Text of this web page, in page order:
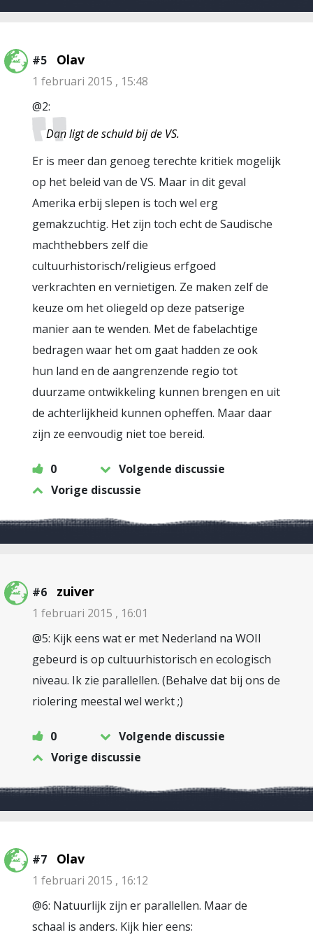
#5 Olav
1 februari 2015 , 15:48
@2:
Dan ligt de schuld bij de VS.
Er is meer dan genoeg terechte kritiek mogelijk
op het beleid van de VS. Maar in dit geval
Amerika erbij slepen is toch wel erg
gemakzuchtig. Het zijn toch echt de Saudische
machthebbers zelf die
cultuurhistorisch/religieus erfgoed
verkrachten en vernietigen. Ze maken zelf de
keuze om het oliegeld op deze patserige
manier aan te wenden. Met de fabelachtige
bedragen waar het om gaat hadden ze ook
hun land en de aangrenzende regio tot
duurzame ontwikkeling kunnen brengen en uit
de achterlijkheid kunnen opheffen. Maar daar
zijn ze eenvoudig niet toe bereid.
0
Volgende discussie
Vorige discussie
#6 zuiver
1 februari 2015 , 16:01
@5: Kijk eens wat er met Nederland na WOII
gebeurd is op cultuurhistorisch en ecologisch
niveau. Ik zie parallellen. (Behalve dat bij ons de
riolering meestal wel werkt ;)
0
Volgende discussie
Vorige discussie
#7 Olav
1 februari 2015 , 16:12
@6: Natuurlijk zijn er parallellen. Maar de
schaal is anders. Kijk hier eens: